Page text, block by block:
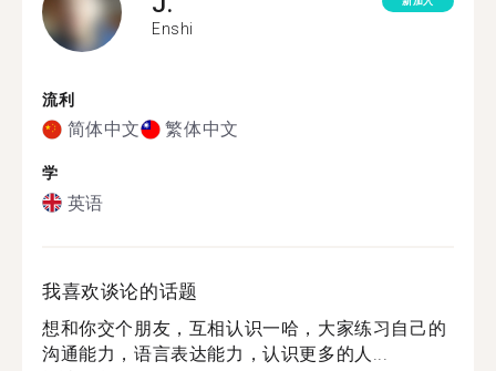
Enshi
流利
简体中文 繁体中文
学
英语
我喜欢谈论的话题
想和你交个朋友，互相认识一哈，大家练习自己的
沟通能力，语言表达能力，认识更多的人...